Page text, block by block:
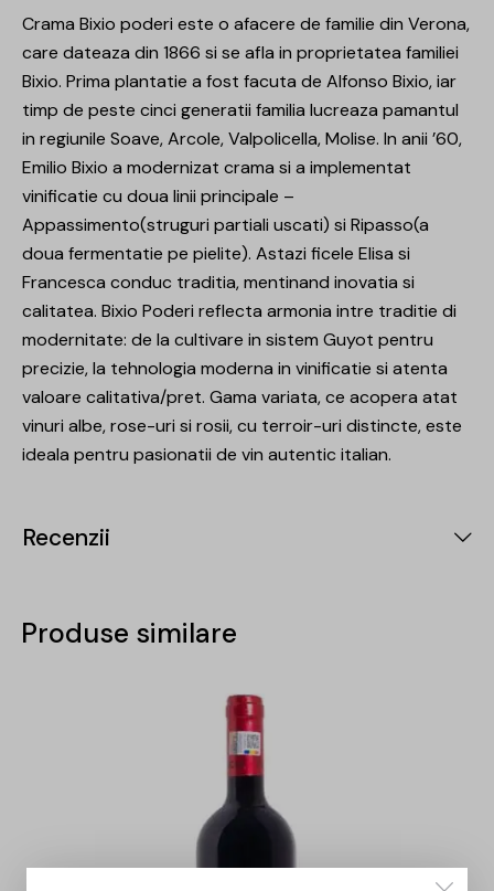
Crama Bixio poderi este o afacere de familie din Verona,
care dateaza din 1866 si se afla in proprietatea familiei
Bixio. Prima plantatie a fost facuta de Alfonso Bixio, iar
timp de peste cinci generatii familia lucreaza pamantul
in regiunile Soave, Arcole, Valpolicella, Molise. In anii ’60,
Emilio Bixio a modernizat crama si a implementat
vinificatie cu doua linii principale –
Appassimento(struguri partiali uscati) si Ripasso(a
doua fermentatie pe pielite). Astazi ficele Elisa si
Francesca conduc traditia, mentinand inovatia si
calitatea. Bixio Poderi reflecta armonia intre traditie di
modernitate: de la cultivare in sistem Guyot pentru
precizie, la tehnologia moderna in vinificatie si atenta
valoare calitativa/pret. Gama variata, ce acopera atat
vinuri albe, rose-uri si rosii, cu terroir-uri distincte, este
ideala pentru pasionatii de vin autentic italian.
Recenzii
Produse similare